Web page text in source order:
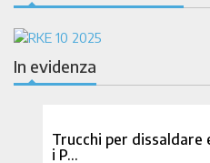
In evidenza
Trucchi per dissaldare
i P…